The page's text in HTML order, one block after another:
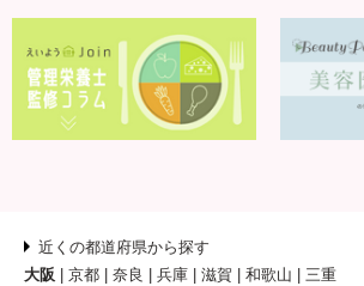
近くの都道府県から探す
大阪
京都 奈良 兵庫 滋賀 和歌山 三重